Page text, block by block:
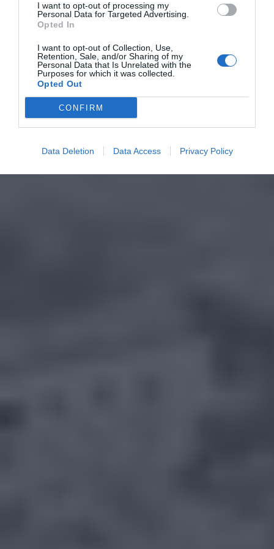
I want to opt-out of processing my
Personal Data for Targeted Advertising.
Opted In
I want to opt-out of Collection, Use,
Retention, Sale, and/or Sharing of my
Personal Data that Is Unrelated with the
Purposes for which it was collected.
Opted Out
CONFIRM
Data Deletion Data Access Privacy Policy